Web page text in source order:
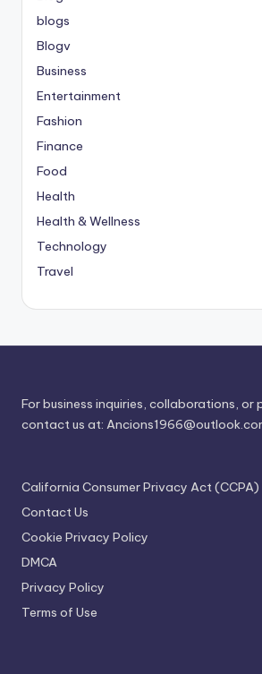
blogs
Blogv
Business
Entertainment
Fashion
Finance
Food
Health
Health & Wellness
Technology
Travel
For business inquiries, collaborations, or
contact us at:
California Consumer Privacy Act (CCPA)
Contact Us
Cookie Privacy Policy
DMCA
Privacy Policy
Terms of Use